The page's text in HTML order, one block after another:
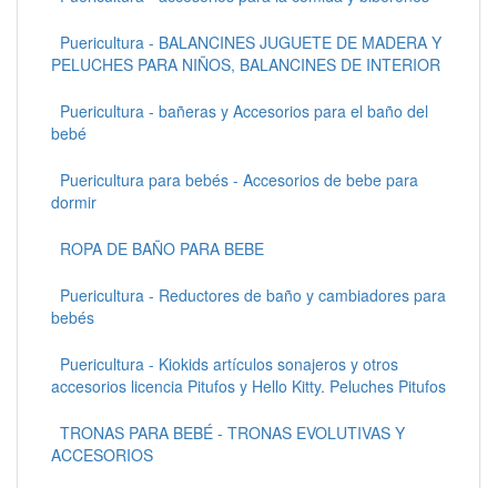
Puericultura - BALANCINES JUGUETE DE MADERA Y
PELUCHES PARA NIÑOS, BALANCINES DE INTERIOR
Puericultura - bañeras y Accesorios para el baño del
bebé
Puericultura para bebés - Accesorios de bebe para
dormir
ROPA DE BAÑO PARA BEBE
Puericultura - Reductores de baño y cambiadores para
bebés
Puericultura - Kiokids artículos sonajeros y otros
accesorios licencia Pitufos y Hello Kitty. Peluches Pitufos
TRONAS PARA BEBÉ - TRONAS EVOLUTIVAS Y
ACCESORIOS